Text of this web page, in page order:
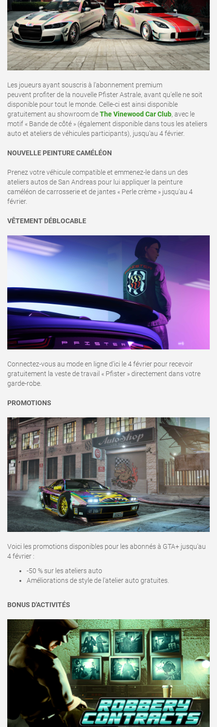
Les joueurs ayant souscris à l'abonnement premium
peuvent profiter de la nouvelle Pfister Astrale, avant qu'elle ne soit
disponible pour tout le monde. Celle-ci est ainsi disponible
gratuitement au showroom deThe Vinewood Car Club, avec le
motif « Bande de côté » (également disponible dans tous les ateliers
auto et ateliers de véhicules participants), jusqu'au 4 février.
NOUVELLE PEINTURE CAMÉLÉON
Prenez votre véhicule compatible et emmenez-le dans un des
ateliers autos de San Andreas pour lui appliquer la peinture
caméléon de carrosserie et de jantes « Perle crème » jusqu'au 4
février.
VÊTEMENT DÉBLOCABLE
Connectez-vous au mode en ligne d'ici le 4 février pour recevoir
gratuitement la veste de travail « Pfister » directement dans votre
garde-robe.
PROMOTIONS
Voici les promotions disponibles pour les abonnés à GTA+ jusqu'au
4 février :
-50 % sur les ateliers auto
Améliorations de style de l'atelier auto gratuites.
BONUS D'ACTIVITÉS